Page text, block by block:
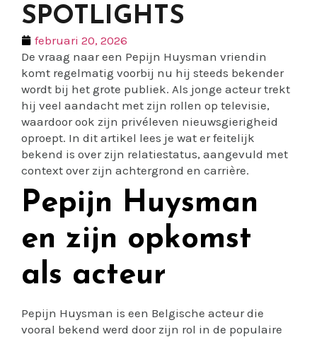
SPOTLIGHTS
februari 20, 2026
De vraag naar een Pepijn Huysman vriendin
komt regelmatig voorbij nu hij steeds bekender
wordt bij het grote publiek. Als jonge acteur trekt
hij veel aandacht met zijn rollen op televisie,
waardoor ook zijn privéleven nieuwsgierigheid
oproept. In dit artikel lees je wat er feitelijk
bekend is over zijn relatiestatus, aangevuld met
context over zijn achtergrond en carrière.
Pepijn Huysman
en zijn opkomst
als acteur
Pepijn Huysman is een Belgische acteur die
vooral bekend werd door zijn rol in de populaire